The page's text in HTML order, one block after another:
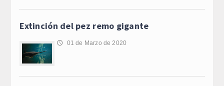
Extinción del pez remo gigante
🕔 01 de Marzo de 2020